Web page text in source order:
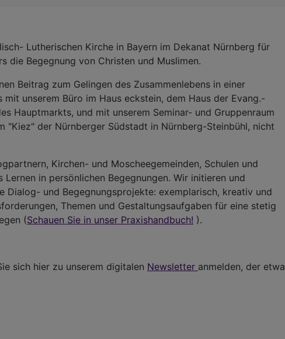
Lutherischen Kirche in Bayern im Dekanat Nürnberg für
die Begegnung von Christen und Muslimen.
Beitrag zum Gelingen des Zusammenlebens in einer
unserem Büro im Haus eckstein, dem Haus der Evang.-
Hauptmarkts, und mit unserem Seminar- und Gruppenraum
"Kiez" der Nürnberger Südstadt in Nürnberg-Steinbühl, nicht
Kirchen- und Moscheegemeinden, Schulen und
in persönlichen Begegnungen. Wir initieren und
Dialog- und Begegnungsprojekte: exemplarisch, kreativ und
Themen und Gestaltungsaufgaben für eine stetig
(Schauen Sie in unser Praxishandbuch! ).
sich hier zu unserem digitalen Newsletter anmelden, der etwa